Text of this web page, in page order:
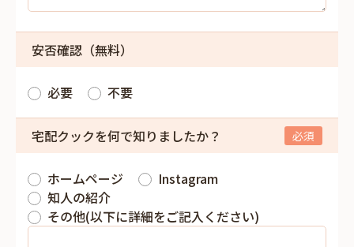
安否確認（無料）
必要 不要
宅配クックを何で知りましたか？
ホームページ
Instagram
知人の紹介
その他(以下に詳細をご記入ください)